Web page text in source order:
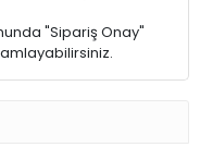
"Sipariş Onay"